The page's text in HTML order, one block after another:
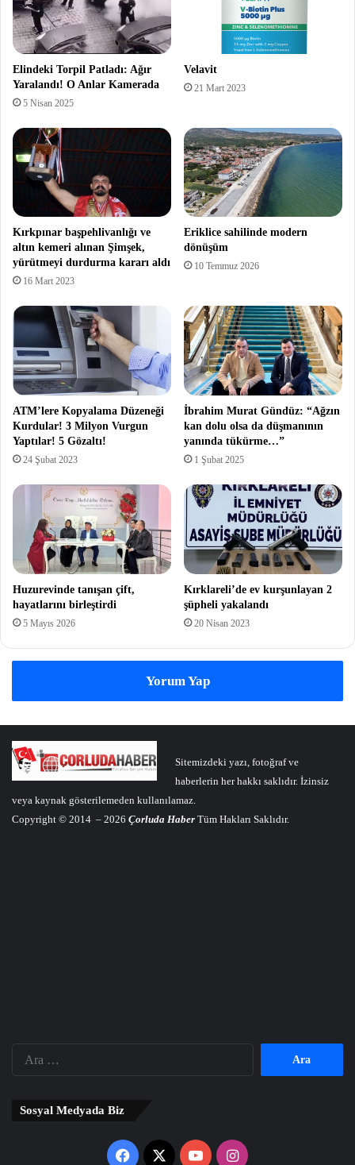
Elindeki Torpil Patladı: Ağır
Yaralandı! O Anlar Kamerada
5 Nisan 2025
Velavit
21 Mart 2023
Kırkpınar başpehlivanlığı ve
altın kemeri alınan Şimşek,
yürütmeyi durdurma kararı aldı
16 Mart 2023
Eriklice sahilinde modern
dönüşüm
10 Temmuz 2026
ATM’lere Kopyalama Düzeneği
Kurdular! 3 Milyon Vurgun
Yaptılar! 5 Gözaltı!
24 Şubat 2023
İbrahim Murat Gündüz: “Ağzın
kan dolu olsa da düşmanının
yanında tükürme…”
1 Şubat 2025
Huzurevinde tanışan çift,
hayatlarını birleştirdi
5 Mayıs 2026
Kırklareli’de ev kurşunlayan 2
şüpheli yakalandı
20 Nisan 2023
Yorum Yap
Sitemizdeki yazı, fotoğraf ve
haberlerin her hakkı saklıdır. İzinsiz
veya kaynak gösterilemeden kullanılamaz.
Copyright © 2014 – 2026 Çorluda Haber Tüm Hakları Saklıdır.
Sosyal Medyada Biz
Facebook
X YouTubeInstagram